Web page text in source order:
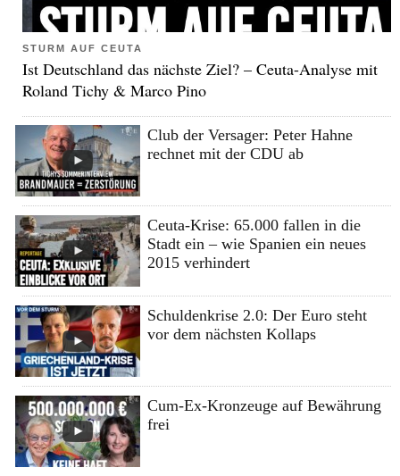
STURM AUF CEUTA
Ist Deutschland das nächste Ziel? – Ceuta-Analyse mit
Roland Tichy & Marco Pino
Club der Versager: Peter Hahne
rechnet mit der CDU ab
Ceuta-Krise: 65.000 fallen in die
Stadt ein – wie Spanien ein neues
2015 verhindert
Schuldenkrise 2.0: Der Euro steht
vor dem nächsten Kollaps
Cum-Ex-Kronzeuge auf Bewährung
frei